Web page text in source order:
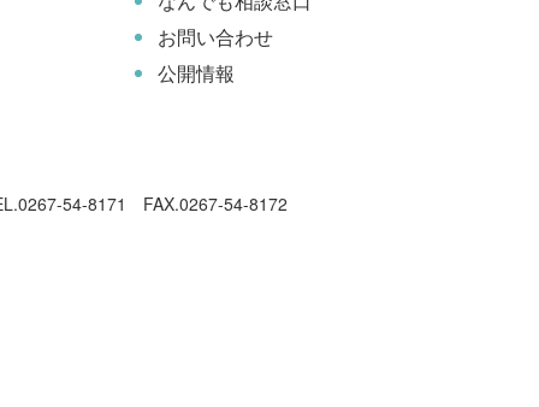
お問い合わせ
公開情報
54-8171 FAX.0267-54-8172